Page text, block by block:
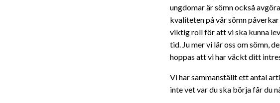
ungdomar är sömn också
kvaliteten på vår sömn
viktig roll för att vi ska kunna
tid. Ju mer vi lär oss om sömn,
hoppas att vi har väckt ditt
Vi har sammanställt ett antal
inte vet var du ska börja får du